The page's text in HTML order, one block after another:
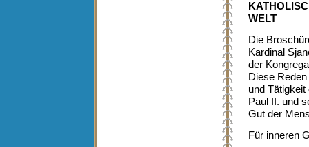
WELT
Die
Kardinal
der
Diese
und
Paul II. und
Gut der
Für inneren